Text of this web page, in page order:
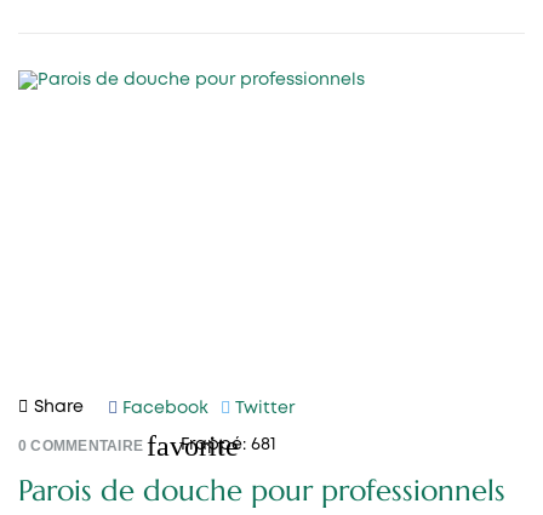
Share Facebook Twitter
0COMMENTAIRE favorite
Frappé: 681
Parois de douche pour professionnels